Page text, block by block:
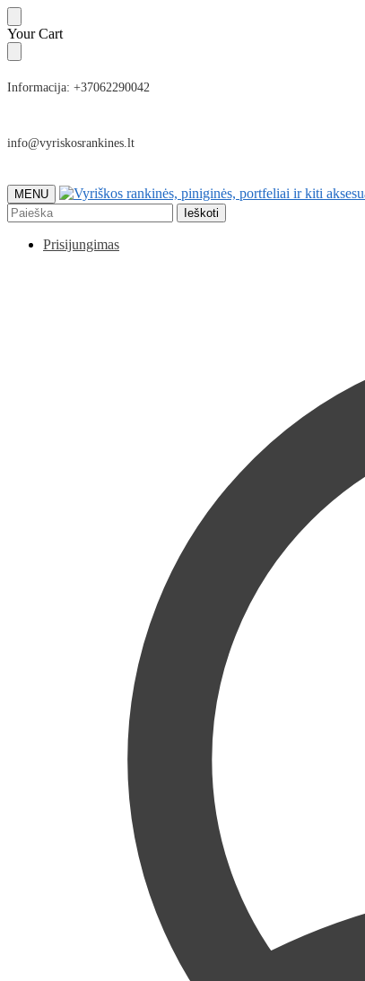
Skip
to
navigation
Skip
to
content
Your Cart
Informacija: +37062290042
info@vyriskosrankines.lt
MENU
Ieškoti: Ieškoti
Prisijungimas